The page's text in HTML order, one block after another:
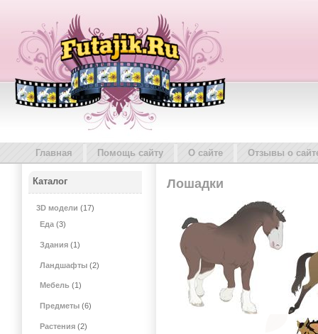
Главная Помощь сайту О сайте Отзывы о
Лошадки
Каталог
3D модели (17)
Еда (3)
Здания (1)
Ландшафты (2)
Мебель (1)
Предметы (6)
Растения (2)